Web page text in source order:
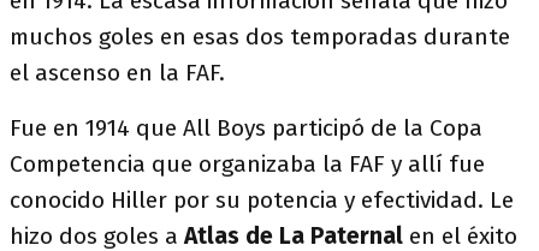
muchos goles en esas dos temporadas durante
el ascenso en la FAF.
Fue en 1914 que All Boys participó de la Copa
Competencia que organizaba la FAF y allí fue
conocido Hiller por su potencia y efectividad. Le
hizo dos goles aAtlas de La Paternal en el éxito